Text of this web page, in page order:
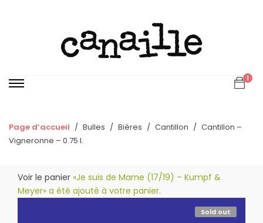
1
Page d’accueil Bulles Bières Cantillon
Cantillon –
Vigneronne – 0.75 l.
Voir le panier «Je suis de Marne (17/19) – Kumpf &
Meyer» a été ajouté à votre panier.
Sold out